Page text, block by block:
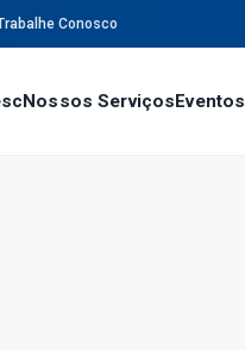
Conosco
Nossos ServiçosEventos